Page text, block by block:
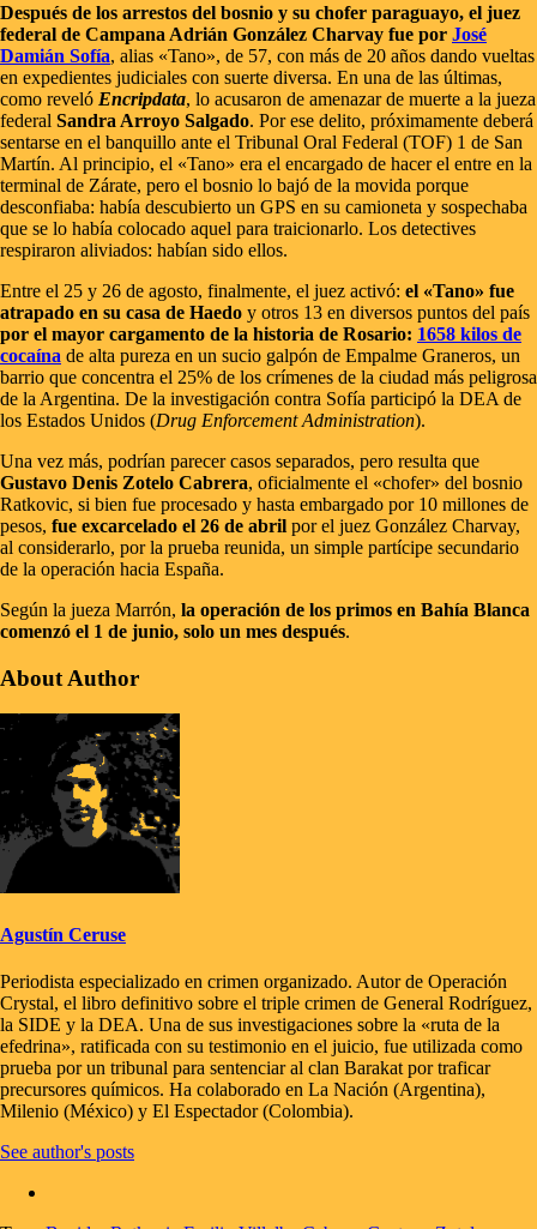
Después de los arrestos del bosnio y su chofer paraguayo, el juez
federal de Campana Adrián González Charvay fue por José
Damián Sofía, alias «Tano», de 57, con más de 20 años dando vueltas
en expedientes judiciales con suerte diversa. En una de las últimas,
como reveló Encripdata, lo acusaron de amenazar de muerte a la jueza
federal Sandra Arroyo Salgado. Por ese delito, próximamente deberá
sentarse en el banquillo ante el Tribunal Oral Federal (TOF) 1 de San
Martín. Al principio, el «Tano» era el encargado de hacer el entre en la
terminal de Zárate, pero el bosnio lo bajó de la movida porque
desconfiaba: había descubierto un GPS en su camioneta y sospechaba
que se lo había colocado aquel para traicionarlo. Los detectives
respiraron aliviados: habían sido ellos.
Entre el 25 y 26 de agosto, finalmente, el juez activó: el «Tano» fue
atrapado en su casa de Haedo y otros 13 en diversos puntos del país
por el mayor cargamento de la historia de Rosario: 1658 kilos de
cocaína de alta pureza en un sucio galpón de Empalme Graneros, un
barrio que concentra el 25% de los crímenes de la ciudad más peligrosa
de la Argentina. De la investigación contra Sofía participó la DEA de
los Estados Unidos (Drug Enforcement Administration).
Una vez más, podrían parecer casos separados, pero resulta que
Gustavo Denis Zotelo Cabrera, oficialmente el «chofer» del bosnio
Ratkovic, si bien fue procesado y hasta embargado por 10 millones de
pesos, fue excarcelado el 26 de abril por el juez González Charvay,
al considerarlo, por la prueba reunida, un simple partícipe secundario
de la operación hacia España.
Según la jueza Marrón, la operación de los primos en Bahía Blanca
comenzó el 1 de junio, solo un mes después.
About Author
Agustín Ceruse
Periodista especializado en crimen organizado. Autor de Operación
Crystal, el libro definitivo sobre el triple crimen de General Rodríguez,
la SIDE y la DEA. Una de sus investigaciones sobre la «ruta de la
efedrina», ratificada con su testimonio en el juicio, fue utilizada como
prueba por un tribunal para sentenciar al clan Barakat por traficar
precursores químicos. Ha colaborado en La Nación (Argentina),
Milenio (México) y El Espectador (Colombia).
See author's posts